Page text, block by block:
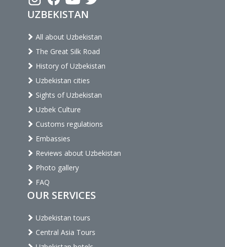
UZBEKISTAN
All about Uzbekistan
The Great Silk Road
History of Uzbekistan
Uzbekistan cities
Sights of Uzbekistan
Uzbek Culture
Customs regulations
Embassies
Reviews about Uzbekistan
Photo gallery
FAQ
OUR SERVICES
Uzbekistan tours
Central Asia Tours